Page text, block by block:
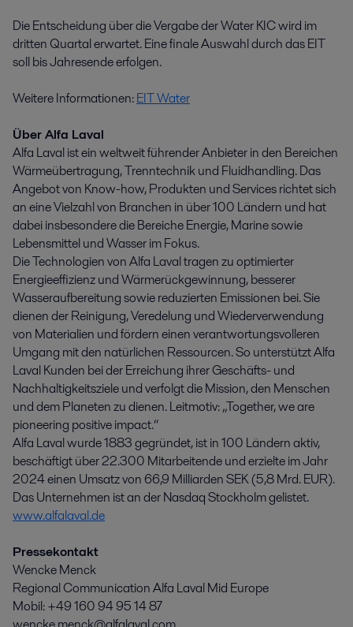
Die Entscheidung über die Vergabe der Water KIC wird im
dritten Quartal erwartet. Eine finale Auswahl durch das EIT
soll bis Jahresende erfolgen.
Weitere Informationen:EIT Water
Über Alfa Laval
Alfa Laval ist ein weltweit führender Anbieter in den Bereichen
Wärmeübertragung, Trenntechnik und Fluidhandling. Das
Angebot von Know-how, Produkten und Services richtet sich
an eine Vielzahl von Branchen in über 100 Ländern und hat
dabei insbesondere die Bereiche Energie, Marine sowie
Lebensmittel und Wasser im Fokus.
Die Technologien von Alfa Laval tragen zu optimierter
Energieeffizienz und Wärmerückgewinnung, besserer
Wasseraufbereitung sowie reduzierten Emissionen bei. Sie
dienen der Reinigung, Veredelung und Wiederverwendung
von Materialien und fördern einen verantwortungsvolleren
Umgang mit den natürlichen Ressourcen. So unterstützt Alfa
Laval Kunden bei der Erreichung ihrer Geschäfts- und
Nachhaltigkeitsziele und verfolgt die Mission, den Menschen
und dem Planeten zu dienen. Leitmotiv: „Together, we are
pioneering positive impact.“
Alfa Laval wurde 1883 gegründet, ist in 100 Ländern aktiv,
beschäftigt über 22.300 Mitarbeitende und erzielte im Jahr
2024 einen Umsatz von 66,9 Milliarden SEK (5,8 Mrd. EUR).
Das Unternehmen ist an der Nasdaq Stockholm gelistet.
www.alfalaval.de
Pressekontakt
Wencke Menck
Regional Communication Alfa Laval Mid Europe
Mobil: +49 160 94 95 14 87